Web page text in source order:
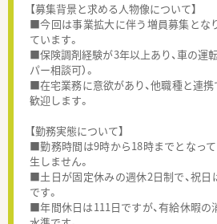
【募集背景と求める人物像について】
■今回は事業拡大に伴う増員募集とな
ています。
■保険調剤経験が3年以上あり、車の運
パー相談可）。
■在宅業務に意欲があり、他職種と連
歓迎します。
【勤務実態について】
■勤務時間は9時から18時までとなっ
生しません。
■土日が固定休みの週休2日制で、祝
です。
■年間休日は111日ですが、有給休暇の